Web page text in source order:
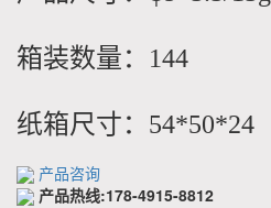
箱装数量：144
纸箱尺寸：54*50*24
产品咨询
产品热线:178-4915-8812